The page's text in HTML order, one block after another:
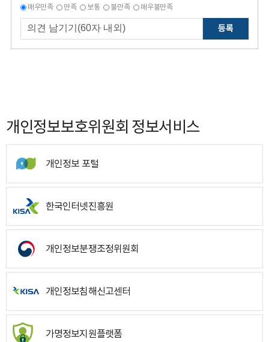
매우만족 만족 보통 불만족 매우불만족
등록
개인정보보호위원회 정보서비스
개인정보 포털
한국인터넷진흥원
개인정보분쟁조정위원회
개인정보침해신고센터
가명정보지원플랫폼